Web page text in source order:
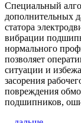
Специальный
дополнительных
статора
вибрации
нормального
позволяет
ситуации и
засорения
повреждения
подшипников,